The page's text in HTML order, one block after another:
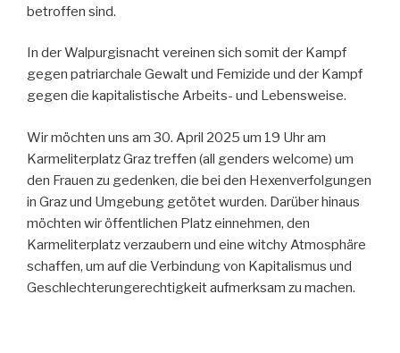
betroffen sind.
In der Walpurgisnacht vereinen sich somit der Kampf
gegen patriarchale Gewalt und Femizide und der Kampf
gegen die kapitalistische Arbeits- und Lebensweise.
Wir möchten uns am 30. April 2025 um 19 Uhr am
Karmeliterplatz Graz treffen (all genders welcome) um
den Frauen zu gedenken, die bei den Hexenverfolgungen
in Graz und Umgebung getötet wurden. Darüber hinaus
möchten wir öffentlichen Platz einnehmen, den
Karmeliterplatz verzaubern und eine witchy Atmosphäre
schaffen, um auf die Verbindung von Kapitalismus und
Geschlechterungerechtigkeit aufmerksam zu machen.